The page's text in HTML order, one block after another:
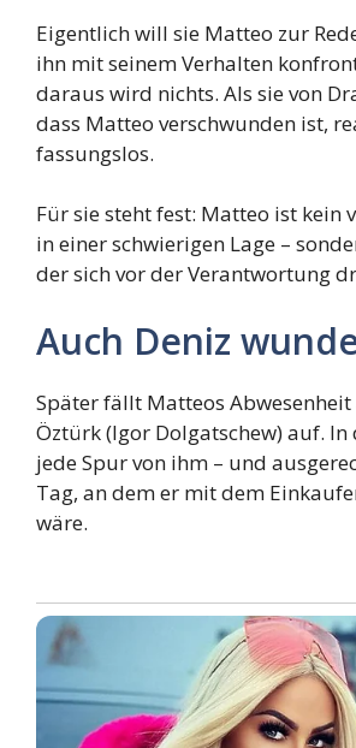
Eigentlich will sie Matteo zur
ihn mit seinem Verhalten
daraus wird nichts. Als sie von
dass Matteo verschwunden ist,
fassungslos.
Für sie steht fest: Matteo ist kein
in einer schwierigen Lage –
der sich vor der Verantwortung
Auch Deniz
Später fällt Matteos Abwesenheit
Öztürk (Igor Dolgatschew) auf. In
jede Spur von ihm – und
Tag, an dem er mit dem
wäre.